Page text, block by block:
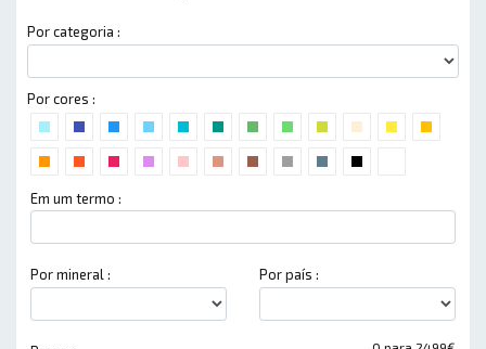
Por categoria :
Por cores :
Em um termo :
Por mineral : Por país :